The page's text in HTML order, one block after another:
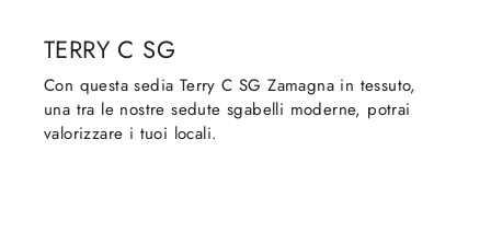
TERRY C SG
Con questa sedia Terry C SG Zamagna in tessuto,
una tra le nostre sedute sgabelli moderne, potrai
valorizzare i tuoi locali.